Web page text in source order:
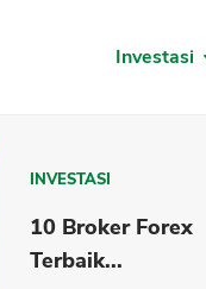
Investasi
INVESTASI
10 Broker Forex
Terbaik...